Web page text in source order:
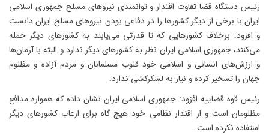
رئیس دستگاه قضا تفاوت اقتدار و توانمند‌ی نیروهای مسلح جمهوری اسلامی
ایران با برخی از دیگر کشورها را در دفاعی بودن نیروهای مسلح ایران دانست
و افزود: برخلاف کشورهایی که تا قدرتی می‌یابند به کشورهای دیگر حمله
می‌کنند، جمهوری اسلامی ایران نظر به کشورهای دیگر ندارد و البته با آرمان‌ها
و ارزش‌های انسانی و اسلامی خود قلوب مسلمانان و مردم آزاده و مظلوم
جهان را تسخیر کرده و نیاز به لشکرکشی ندارد.
رئیس قوه قضاییه افزود: جمهوری اسلامی ایران نشان داده که همواره مدافع
مظلومان است و از اقتدار نظامی خود هیچ گاه برای ارعاب کشورهای دیگر
استفاده نکرده است.